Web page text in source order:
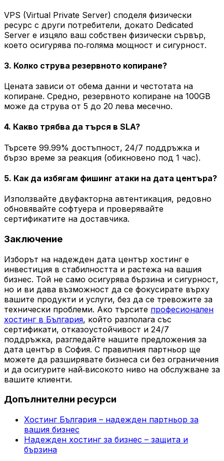
VPS (Virtual Private Server) споделя физически
ресурс с други потребители, докато Dedicated
Server е изцяло ваш собствен физически сървър,
което осигурява по‑голяма мощност и сигурност.
3. Колко струва резервното копиране?
Цената зависи от обема данни и честотата на
копиране. Средно, резервното копиране на 100GB
може да струва от 5 до 20 лева месечно.
4. Какво трябва да търся в SLA?
Търсете 99.99% достъпност, 24/7 поддръжка и
бързо време за реакция (обикновено под 1 час).
5. Как да избягам фишинг атаки на дата центъра?
Използвайте двуфакторна автентикация, редовно
обновявайте софтуера и проверявайте
сертификатите на доставчика.
Заключение
Изборът на надежден дата център хостинг е
инвестиция в стабилността и растежа на вашия
бизнес. Той не само осигурява бързина и сигурност,
но и ви дава възможност да се фокусирате върху
вашите продукти и услуги, без да се тревожите за
технически проблеми. Ако търсите професионален
хостинг в България, който разполага със
сертификати, отказоустойчивост и 24/7
поддръжка, разгледайте нашите предложения за
дата център в София. С правилния партньор ще
можете да разширявате бизнеса си без ограничения
и да осигурите най‑високото ниво на обслужване за
вашите клиенти.
Допълнителни ресурси
Хостинг България – надежден партньор за
вашия бизнес
Надежден хостинг за бизнес – защита и
бързина